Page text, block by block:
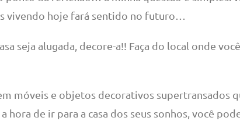
vivendo hoje fará sentido no futuro…
seja alugada, decore-a!! Faça do local onde
móveis e objetos decorativos supertransados
hora de ir para a casa dos seus sonhos, você